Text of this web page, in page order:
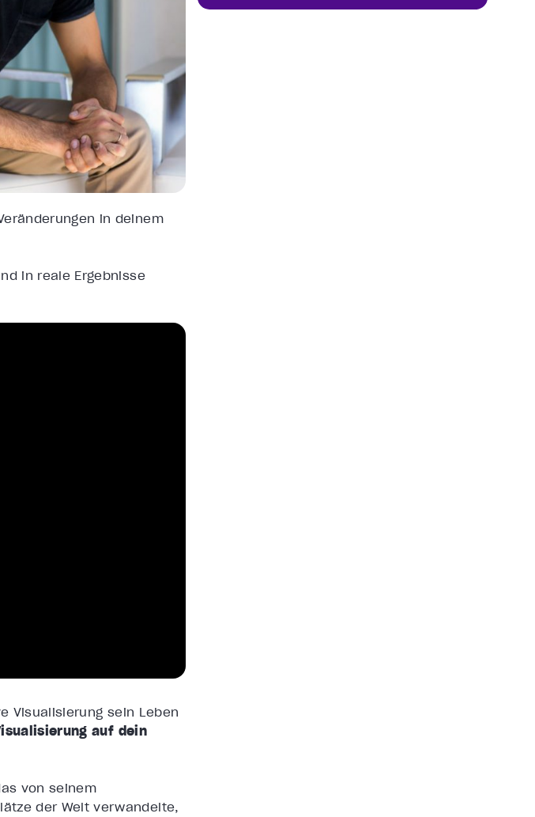
in deinem
in reale Ergebnisse
Visualisierung sein Leben
auf dein
von seinem
der Welt verwandelte,